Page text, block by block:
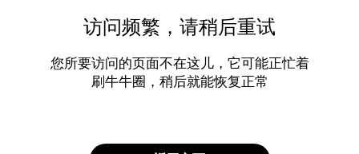
访问频繁，请稍后重试
您所要访问的页面不在这儿，它可能正忙着
刷牛牛圈，稍后就能恢复正常